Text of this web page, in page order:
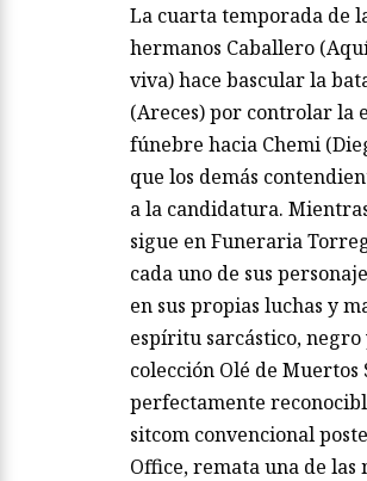
La cuarta temporada de
hermanos Caballero
viva) hace bascular la
(Areces) por controlar la
fúnebre hacia Chemi
que los demás
a la candidatura.
sigue en Funeraria
cada uno de sus
en sus propias luchas y
espíritu sarcástico, negro
colección Olé de Muertos
perfectamente
sitcom convencional
Office, remata una de las